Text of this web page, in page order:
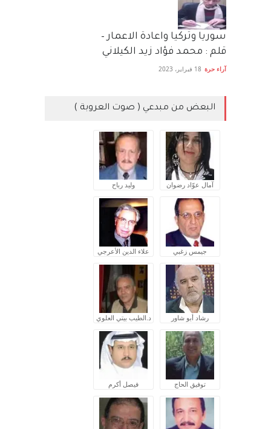
سوريا وتركيا واعادة الاعمار –
قلم : محمد فؤاد زيد الكيلاني
آراء حرة 18 فبراير، 2023
البعض من مبدعي ( صوت العروبة )
آمال عوّاد رضوان وليد رباح
جيمس زغبي علاء الدين الأعرجي
رشاد أبو شاور د.الطيب بيتي العلوي
توفيق الحاج فيصل أكرم